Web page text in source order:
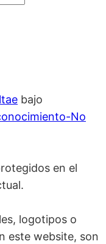
bajo
No
en el
logotipos o
este website, son